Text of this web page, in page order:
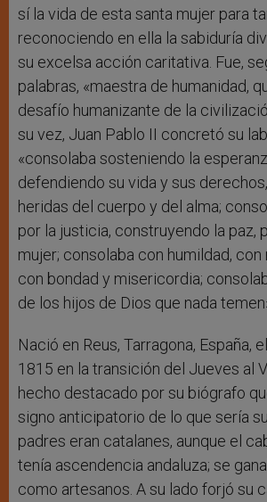
sí la vida de esta santa mujer para
reconociendo en ella la sabiduría
su excelsa acción caritativa. Fue,
palabras, «maestra de humanidad,
desafío humanizante de la
su vez, Juan Pablo II concretó su
«consolaba sosteniendo la
defendiendo su vida y sus
heridas del cuerpo y del alma;
por la justicia, construyendo la paz,
mujer; consolaba con humildad, con
con bondad y misericordia;
de los hijos de Dios que nada
Nació en Reus, Tarragona, España,
1815 en la transición del Jueves al
hecho destacado por su biógrafo
signo anticipatorio de lo que sería
padres eran catalanes, aunque el
tenía ascendencia andaluza; se
como artesanos. A su lado forjó su